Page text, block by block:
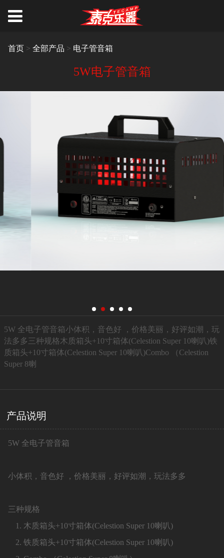
首页> 全部产品 > 电子管音箱
5W电子管音箱
5W 全电子管音箱小体积，音色好 ，价格美丽，好评如潮，玩
法多多三种规格木质箱头+10寸箱体(Celestion Super 10喇叭)铁
质箱头+10寸箱体(Celestion Super 10喇叭)Combo （Celestion
Super 8喇
产品说明
5W 全电子管音箱
小体积，音色好 ，价格美丽，好评如潮，玩法多多
三种规格
木质箱头+10寸箱体(Celestion Super 10喇叭)
铁质箱头+10寸箱体(Celestion Super 10喇叭)